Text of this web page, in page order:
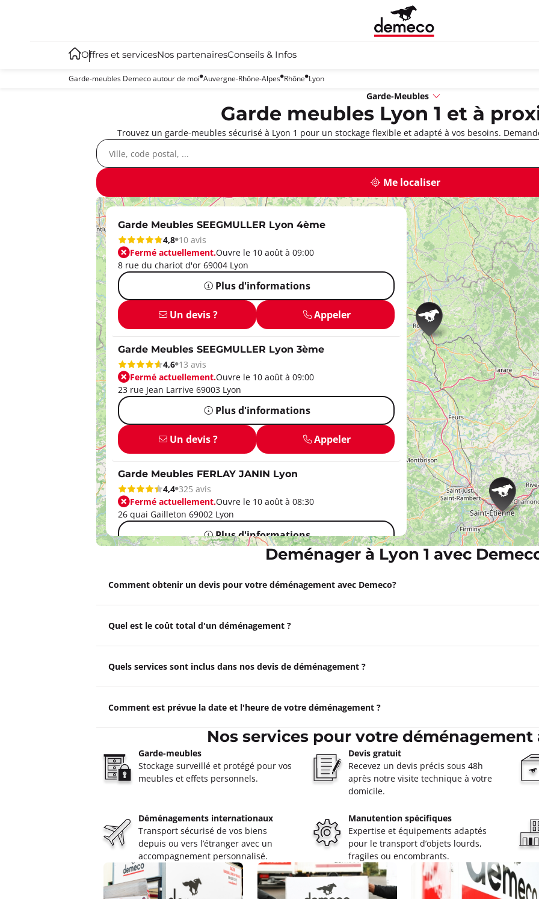
Offres et servicesNos partenairesConseils & Infos
Garde-meubles Demeco autour de moi Auvergne-Rhône-Alpes Rhône Lyon
Garde-Meubles
Garde meubles Lyon 1 et à
Trouvez un garde-meubles sécurisé à Lyon 1 pour un stockage flexible et adapté à vos besoins.
Me localiser
Garde Meubles SEEGMULLER Lyon 4ème
4,8 10 avis
Fermé actuellement.Ouvre le 10 août à 09:00
8 rue du chariot d'or 69004 Lyon
Plus d'informations
Un devis ? Appeler
Garde Meubles SEEGMULLER Lyon 3ème
4,6 13 avis
Fermé actuellement.Ouvre le 10 août à 09:00
23 rue Jean Larrive 69003 Lyon
Plus d'informations
Un devis ? Appeler
Garde Meubles FERLAY JANIN Lyon
4,4 325 avis
Fermé actuellement.Ouvre le 10 août à 08:30
26 quai Gailleton 69002 Lyon
Plus d'informations
Appeler
132 Rue Bossuet 69006 Lyon
Plus d'informations
Appeler
Garde Meubles SEEGMULLER Villeurbanne
35-37 Rue Louis Guérin 69100 Villeurbanne
Un devis ? Appeler
Garde Meubles FERLAY JANIN Tassin La Demi-Lune
4,2
24 avis
Fermé actuellement.Ouvre le 10 août à 09:00
4 avenue Joannes Hubert 69160 Tassin-La-Demi-Lune
Plus d'informations
Deménager à Lyon 1 avec
Comment obtenir un devis pour votre déménagement avec Demeco?
Quel est le coût total d'un déménagement ?
Quels services sont inclus dans nos devis de déménagement ?
Comment est prévue la date et l'heure de votre déménagement ?
Nos services pour votre déménagement
Garde-meubles
Stockage surveillé et protégé pour vos
meubles et effets personnels.
Devis gratuit
Recevez un devis précis sous 48h
après notre visite technique à votre
domicile.
Déménagements internationaux
Transport sécurisé de vos biens
depuis ou vers l’étranger avec un
accompagnement personnalisé.
Manutention spécifiques
Expertise et équipements adaptés
pour le transport d’objets lourds,
fragiles ou encombrants.